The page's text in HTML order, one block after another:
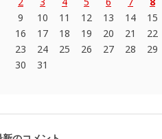
9
16
23
30
10
17
24
31
11
18
25
12
19
26
13
20
27
14
21
28
15
22
29